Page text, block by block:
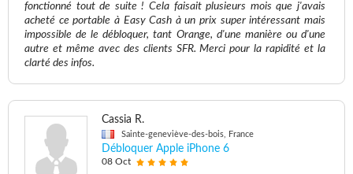
fonctionné tout de suite ! Cela faisait plusieurs mois que j'avais
acheté ce portable à Easy Cash à un prix super intéressant mais
impossible de le débloquer, tant Orange, d'une manière ou d'une
autre et même avec des clients SFR. Merci pour la rapidité et la
clarté des infos.
Cassia R.
Sainte-geneviève-des-bois, France
Débloquer Apple iPhone 6
08 Oct